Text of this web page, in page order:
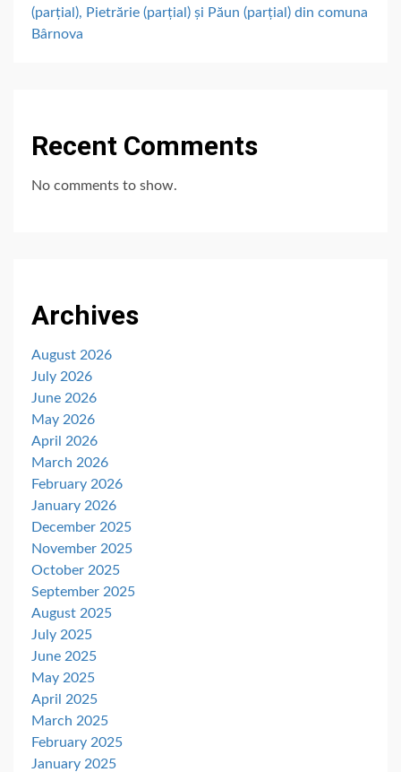
(parțial), Pietrărie (parțial) și Păun (parțial) din comuna
Bârnova
Recent Comments
No comments to show.
Archives
August 2026
July 2026
June 2026
May 2026
April 2026
March 2026
February 2026
January 2026
December 2025
November 2025
October 2025
September 2025
August 2025
July 2025
June 2025
May 2025
April 2025
March 2025
February 2025
January 2025